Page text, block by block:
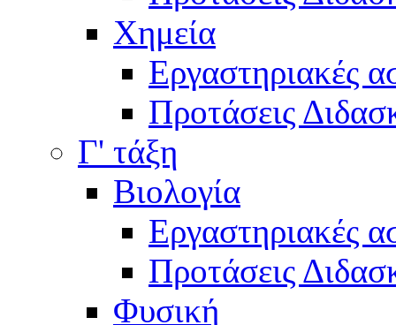
Χημεία
Εργαστηριακές
Προτάσεις
Γ' τάξη
Βιολογία
Εργαστηριακές
Προτάσεις
Φυσική